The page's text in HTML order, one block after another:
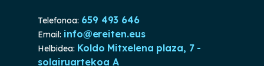
Telefonoa: 659 493 646
Email: info@ereiten.eus
Helbidea: Koldo Mitxelena plaza, 7 -
solairuartekoa A